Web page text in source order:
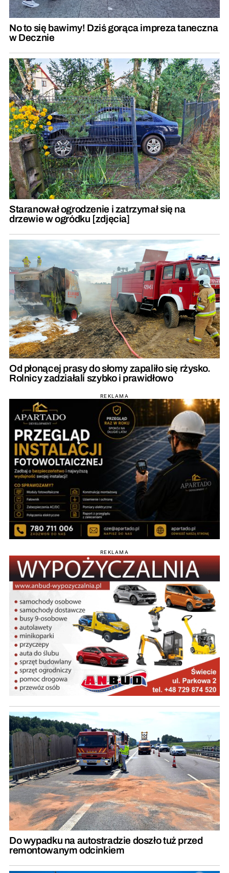
No to się bawimy! Dziś gorąca impreza taneczna
w Decznie
Staranował ogrodzenie i zatrzymał się na
drzewie w ogródku [zdjęcia]
Od płonącej prasy do słomy zapaliło się rżysko.
Rolnicy zadziałali szybko i prawidłowo
REKLAMA
REKLAMA
Do wypadku na autostradzie doszło tuż przed
remontowanym odcinkiem